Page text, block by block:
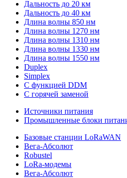
Дальность до 20 км
Дальность до 40 км
Длина волны 850 нм
Длина волны 1270 нм
Длина волны 1310 нм
Длина волны 1330 нм
Длина волны 1550 нм
Duplex
Simplex
С функцией DDM
С горячей заменой
Источники питания
Промышленные блоки
Базовые станции LoRaWAN
Вега-Абсолют
Robustel
LoRa-модемы
Вега-Абсолют